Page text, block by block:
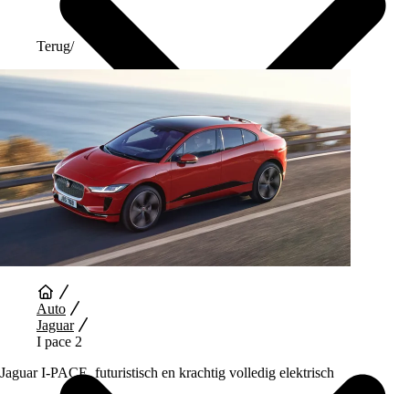
Auto Diensten
Terug/
Auto
Jaguar
I pace 2
Jaguar I‑PACE, futuristisch en krachtig volledig elektrisch